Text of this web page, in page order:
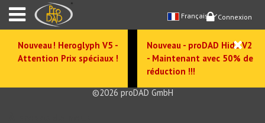
Connexion
Français
Nouveau ! Heroglyph V5 -
Attention Prix spéciaux !
Nouveau - proDAD Hide V2
- Maintenant avec 50% de
réduction !!!
©2026 proDAD GmbH